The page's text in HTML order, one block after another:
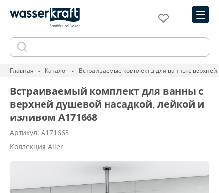
Главная Каталог Встраиваемые комплекты для ванны с
Встраиваемый комплект для ванны с
верхней душевой насадкой, лейкой и
изливом A171668
Артикул: A171668
Коллекция Aller